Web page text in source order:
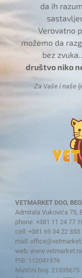
da ih
Verovatno
možemo da
bez
društvo niko
Za Vaše i naše
VETMARKET DOO,
Admirala Vukovića 75,
phone: +381 11 24 77
cell: +381 69 34 22 353
mail:
web: www.vetmarket.rs
PIB: 112041976
Matični broj: 21595675